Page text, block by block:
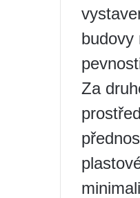
budovy
Za